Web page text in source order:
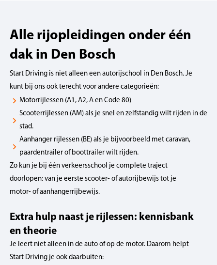
Alle rijopleidingen onder één
dak in Den Bosch
Start Driving is niet alleen een autorijschool in Den Bosch. Je
kunt bij ons ook terecht voor andere categorieën:
Motorrijlessen (A1, A2, A en Code 80)
Scooterrijlessen (AM) als je snel en zelfstandig wilt rijden in de
stad.
Aanhanger rijlessen (BE) als je bijvoorbeeld met caravan,
paardentrailer of boottrailer wilt rijden.
Zo kun je bij één verkeersschool je complete traject
doorlopen: van je eerste scooter- of autorijbewijs tot je
motor- of aanhangerrijbewijs.
Extra hulp naast je rijlessen: kennisbank
en theorie
Je leert niet alleen in de auto of op de motor. Daarom helpt
Start Driving je ook daarbuiten: